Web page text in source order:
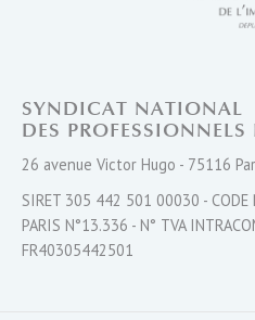
SYNDICAT NATIONAL
DES
26 avenue Victor Hugo - 75116
SIRET 305 442 501 00030 - CODE
PARIS N°13.336 - N° TVA
FR40305442501